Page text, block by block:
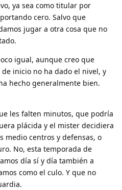
ya sea como titular por
cero. Salvo que
jugar a otra cosa que no
igual, aunque creo que
inicio no ha dado el nivel, y
hecho generalmente bien.
les falten minutos, que podría
plácida y el mister decidiera
medio centros y defensas, o
No, esta temporada de
día sí y día también a
como el culo. Y que no